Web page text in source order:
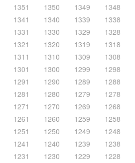
1351 1350 1349 1348
1341 1340 1339 1338
1331 1330 1329 1328
1321 1320 1319 1318
1311 1310 1309 1308
1301 1300 1299 1298
1291 1290 1289 1288
1281 1280 1279 1278
1271 1270 1269 1268
1261 1260 1259 1258
1251 1250 1249 1248
1241 1240 1239 1238
1231 1230 1229 1228